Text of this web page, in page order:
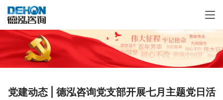
党建动态 | 德泓咨询党支部开展七月主题党日活